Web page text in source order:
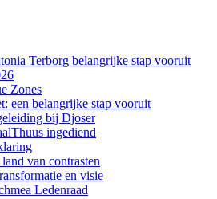
Terborg belangrijke stap vooruit
Zones
een belangrijke stap vooruit
bij Djoser
ingediend
van contrasten
en visie
Ledenraad